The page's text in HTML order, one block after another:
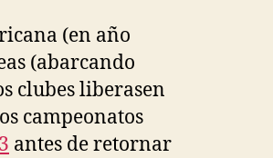
(en año
(abarcando
clubes liberasen
campeonatos
antes de retornar